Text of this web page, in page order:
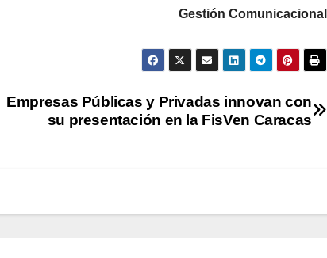
Gestión Comunicacional
Empresas Públicas y Privadas innovan con
su presentación en la FisVen Caracas